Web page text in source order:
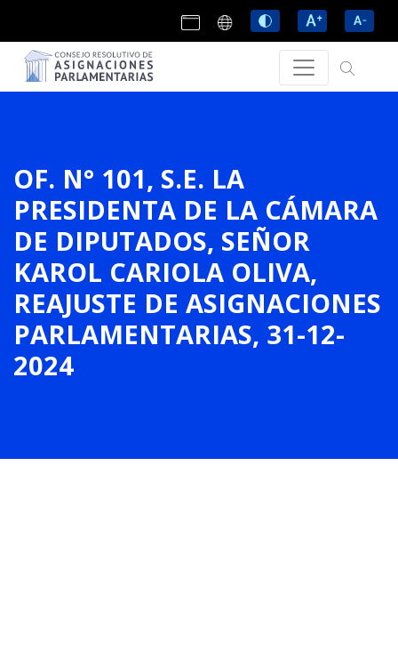
OF. N° 101, S.E. LA
PRESIDENTA DE LA CÁMARA
DE DIPUTADOS, SEÑOR
KAROL CARIOLA OLIVA,
REAJUSTE DE ASIGNACIONES
PARLAMENTARIAS, 31-12-
2024